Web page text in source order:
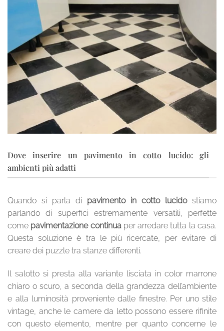
Dove inserire un pavimento in cotto lucido: gli
ambienti più adatti
Quando si parla di pavimento in cotto lucidostiamo
parlando di superfici estremamente versatili, perfette
come pavimentazione continuaper arredare tutta la casa.
Questa soluzione è tra le più ricercate, per evitare di
creare dei puzzle tra stanze differenti.
Il salotto si presta alla variante lisciata in color marrone
chiaro o scuro, a seconda della grandezza dell’ambiente
e alla luminosità proveniente dalle finestre. Per uno stile
vintage, anche le camere da letto possono essere rifinite
con questo elemento, mentre per quanto concerne le